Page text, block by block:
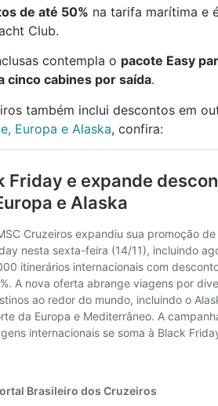
de até 50% na tarifa marítima e
Club.
contempla o pacote Easy
cinco cabines por saída.
também inclui descontos em
Europa e Alaska, confira: